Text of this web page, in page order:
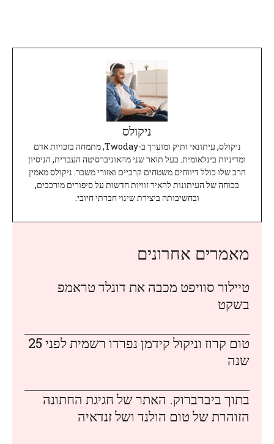
ניקולס
ניקולס, עיתונאי ותיק ומוערך ב-Twoday, מתמחה בזכויות אדם
ומדיניות בינלאומית. בעל תואר שני מהאוניברסיטה העברית, הניסיון
הרב שלו כולל דיווחים משטחים קרביים ואזורי משבר. ניקולס מאמין
בכוחה של העיתונות להאיר זוויות חדשות על סיפורים מורכבים,
ובחשיבותה ביצירת שינוי חברתי חיובי.
מאמרים אחרונים
טיילור סוויפט מכבה את דונלד טראמפ
בשקט
טום קרוז וניקול קידמן נפרדו רשמית לפני 25
שנה
בתוך ביברברוק. האתר של חגיגת החתונה
הזוהרת של טום הולנד ושל זנדאיה